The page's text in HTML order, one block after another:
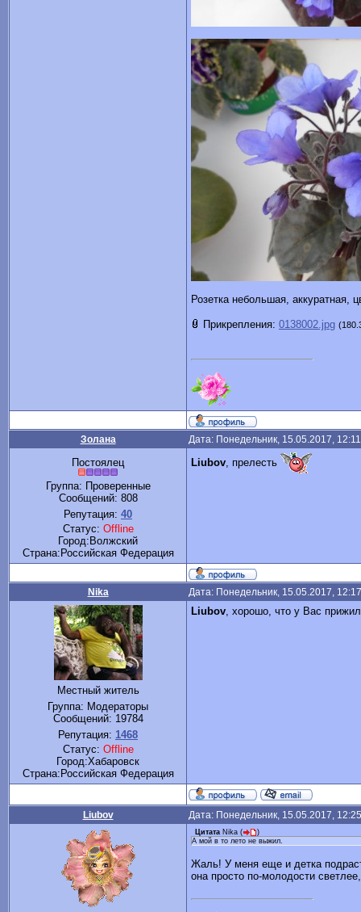
Розетка небольшая, аккуратная,
Прикрепления: 0138002.jpg
Золана Дата: Понедельник, 15.05.2017,
Постоялец
Группа: Проверенные
Сообщений: 808
Репутация: 40
Статус: Offline
Город:Волжский
Cтрана:Российская Федерация
Liubov , прелесть
Nika Дата: Понедельник, 15.05.2017,
Местный житель
Группа: Модераторы
Сообщений: 19784
Репутация: 1468
Статус: Offline
Город:Хабаровск
Cтрана:Российская Федерация
Liubov, хорошо, что у Вас
Liubov Дата: Понедельник, 15.05.2017,
Цитата Nika (
)
А мой в то лето не выжил.
Жаль! У меня еще и детка
она просто по-молодости